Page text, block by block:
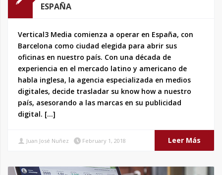
ESPAÑA
Vertical3 Media comienza a operar en España, con
Barcelona como ciudad elegida para abrir sus
oficinas en nuestro país. Con una década de
experiencia en el mercado latino y americano de
habla inglesa, la agencia especializada en medios
digitales, decide trasladar su know how a nuestro
país, asesorando a las marcas en su publicidad
digital. […]
Juan José Nuñez February 1, 2018 Leer Más